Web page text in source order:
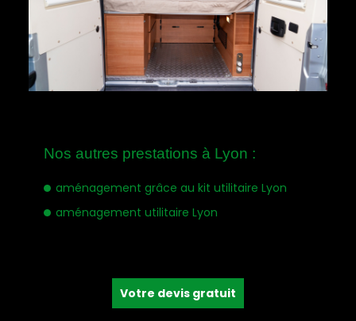
Nos autres prestations à Lyon :
aménagement grâce au kit utilitaire Lyon
aménagement utilitaire Lyon
Votre devis gratuit